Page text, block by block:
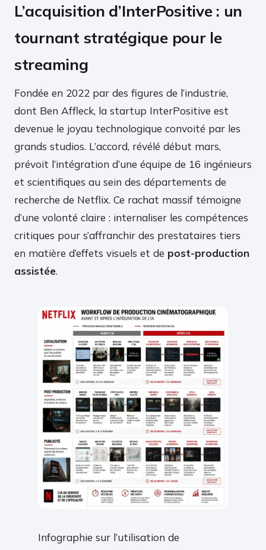
L’acquisition d’InterPositive : un
tournant stratégique pour le
streaming
Fondée en 2022 par des figures de l’industrie,
dont Ben Affleck, la startup InterPositive est
devenue le joyau technologique convoité par les
grands studios. L’accord, révélé début mars,
prévoit l’intégration d’une équipe de 16 ingénieurs
et scientifiques au sein des départements de
recherche de Netflix. Ce rachat massif témoigne
d’une volonté claire : internaliser les compétences
critiques pour s’affranchir des prestataires tiers
en matière d’effets visuels et de post-production
assistée.
Infographie sur l’utilisation de